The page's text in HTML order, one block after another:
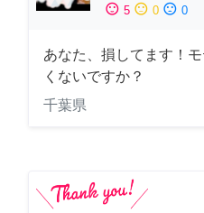
sentiment_satisfied 5 sentiment_neutral 0 sentiment_dissatisfied 0
あなた、損してます！
くないですか？
千葉県